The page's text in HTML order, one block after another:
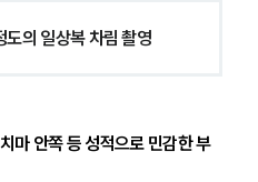
도의 일상복 차림 촬영
마 안쪽 등 성적으로 민감한 부